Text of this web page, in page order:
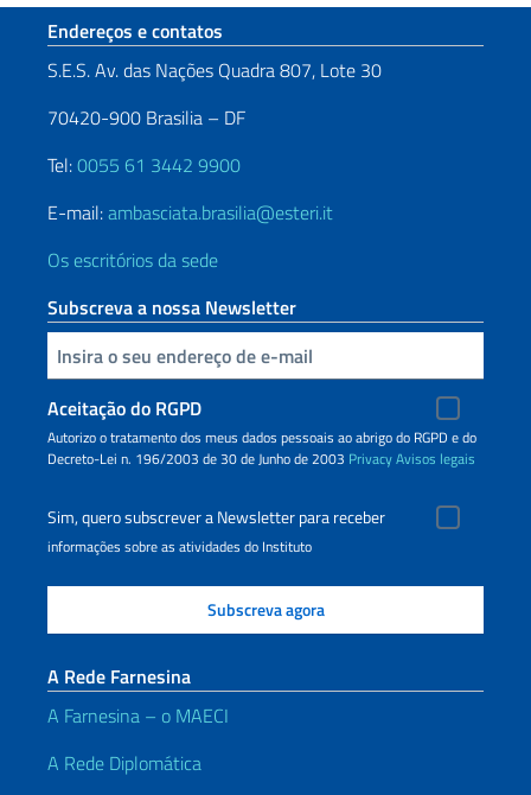
Seção de rodapé
Endereços e contatos
S.E.S. Av. das Nações Quadra 807, Lote 30
70420-900 Brasilia – DF
Tel:0055 61 3442 9900
E-mail:ambasciata.brasilia@esteri.it
Os escritórios da sede
Subscreva a nossa Newsletter
Inserisci la tua email
Aceitação do RGPD
Autorizo o tratamento dos meus dados pessoais ao abrigo do RGPD e do
Decreto-Lei n. 196/2003 de 30 de Junho de 2003 PrivacyAvisos legais
Sim, quero subscrever a Newsletter para receber
informações sobre as atividades do Instituto
A Rede Farnesina
A Farnesina – o MAECI
A Rede Diplomática